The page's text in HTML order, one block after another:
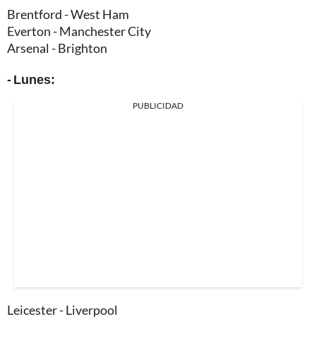
Brentford - West Ham
Everton - Manchester City
Arsenal - Brighton
- Lunes:
PUBLICIDAD
Leicester - Liverpool